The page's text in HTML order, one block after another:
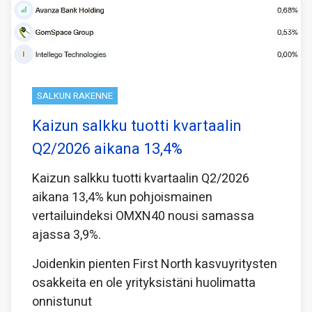
SALKUN RAKENNE
Kaizun salkku tuotti kvartaalin
Q2/2026 aikana 13,4%
Kaizun salkku tuotti kvartaalin Q2/2026
aikana 13,4% kun pohjoismainen
vertailuindeksi OMXN40 nousi samassa
ajassa 3,9%.
Joidenkin pienten First North kasvuyritysten
osakkeita en ole yrityksistäni huolimatta
onnistunut